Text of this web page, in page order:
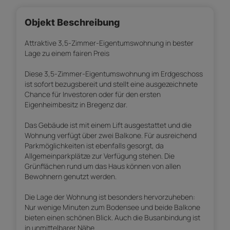
Objekt Beschreibung
Attraktive 3,5-Zimmer-Eigentumswohnung in bester
Lage zu einem fairen Preis
Diese 3,5-Zimmer-Eigentumswohnung im Erdgeschoss
ist sofort bezugsbereit und stellt eine ausgezeichnete
Chance für Investoren oder für den ersten
Eigenheimbesitz in Bregenz dar.
Das Gebäude ist mit einem Lift ausgestattet und die
Wohnung verfügt über zwei Balkone. Für ausreichend
Parkmöglichkeiten ist ebenfalls gesorgt, da
Allgemeinparkplätze zur Verfügung stehen. Die
Grünflächen rund um das Haus können von allen
Bewohnern genutzt werden.
Die Lage der Wohnung ist besonders hervorzuheben:
Nur wenige Minuten zum Bodensee und beide Balkone
bieten einen schönen Blick. Auch die Busanbindung ist
in unmittelbarer Nähe.